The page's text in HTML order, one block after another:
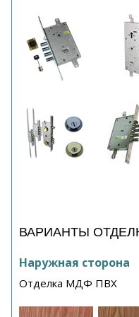
ВАРИАНТЫ
Наружная сторона
Отделка МДФ ПВХ